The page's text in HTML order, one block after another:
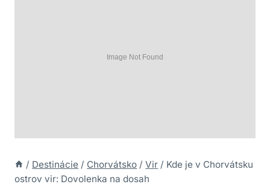
/ Destinácie / Chorvátsko / Vir / Kde je v Chorvátsku
ostrov vir: Dovolenka na dosah